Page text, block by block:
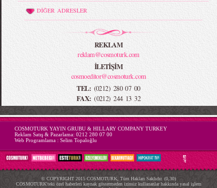
DİĞER ADRESLER
REKLAM
reklam@cosmoturk.com
İLETİŞİM
cosmoeditor@cosmoturk.com
TEL: (0212) 280 07 00
FAX: (0212) 244 13 32
-->
COSMOTURK YAYIN GRUBU & HILLARY COMPANY TURKEY
Reklam Satış & Pazarlama: 0212 280 07 00
Web Programlama : Selim Topaloğlu
© COPYRIGHT 2015 COSMOTURK, Tüm Hakları Saklıdır. (0,30)
COSMOTURK'teki özel haberleri kaynak göstermeden izinsiz kullananlar hakkında yasal işlem